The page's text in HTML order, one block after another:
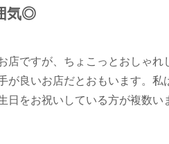
気◎
店ですが、ちょこっとおしゃ
が良いお店だとおもいます。
日をお祝いしている方が複数い